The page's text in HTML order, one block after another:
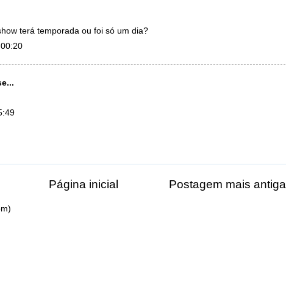
terá temporada ou foi só um dia?
Postagem mais antiga
Página inicial